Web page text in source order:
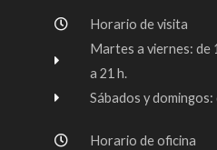
o
o
-
r
a
m
e
Horario de visita
Martes a viernes: de
a 21 h.
Sábados y domingos:
Horario de oficina